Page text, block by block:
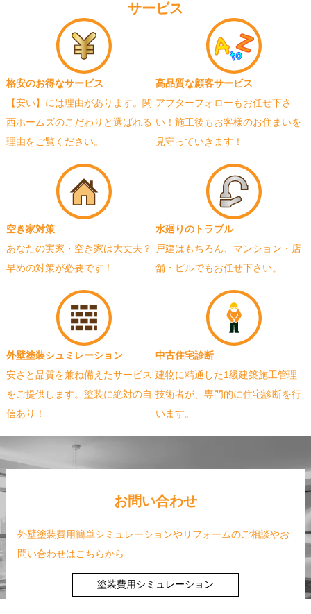
サービス
格安のお得なサービス
【安い】には理由があります。関
西ホームズのこだわりと選ばれる
理由をご覧ください。
高品質な顧客サービス
アフターフォローもお任せ下さ
い！施工後もお客様のお住まいを
見守っていきます！
空き家対策
あなたの実家・空き家は大丈夫？
早めの対策が必要です！
水廻りのトラブル
戸建はもちろん、マンション・店
舗・ビルでもお任せ下さい。
外壁塗装シュミレーション
安さと品質を兼ね備えたサービス
をご提供します。塗装に絶対の自
信あり！
中古住宅診断
建物に精通した1級建築施工管理
技術者が、専門的に住宅診断を行
います。
お問い合わせ
外壁塗装費用簡単シミュレーションやリフォームのご相談やお
問い合わせはこちらから
塗装費用シミュレーション